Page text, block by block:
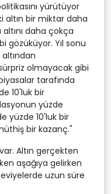
yürütüyor
altın bir miktar daha
daha çokça
gözüküyor. Yıl sonu
olmayacak gibi
tarafında
10'luk bir
yüzde
yüzde 10'luk bir
bir kazanç."
Altın gerçekten
aşağıya gelirken
uzun süre